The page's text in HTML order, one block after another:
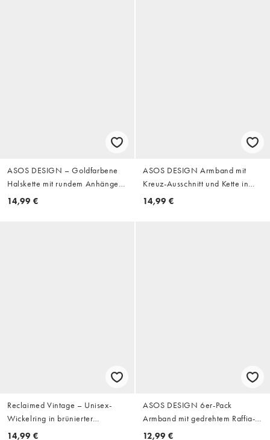
ASOS DESIGN – Goldfarbene
Halskette mit rundem Anhänger
in geschmolzenem Design
14,99 €
ASOS DESIGN Armband mit
Kreuz-Ausschnitt und Kette in
Silber
14,99 €
Reclaimed Vintage – Unisex-
Wickelring in brünierter
Goldoptik mit grünem
14,99 €
ASOS DESIGN 6er-Pack
Armband mit gedrehtem Raffia-
Kordelzug in Mehrfarbig
12,99 €